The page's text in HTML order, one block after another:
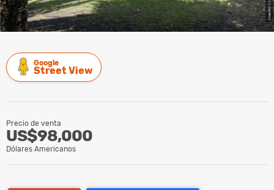
Google
Street View
Precio de venta
US$98,000
Dólares Americanos